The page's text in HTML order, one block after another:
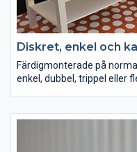
Diskret, enkel och
Färdigmonterade på
enkel, dubbel, trippel eller